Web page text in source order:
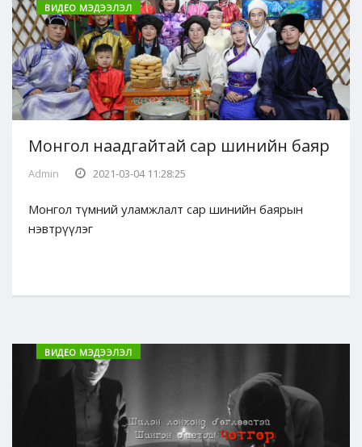
ВИДЕО МЭДЭЭЛЭЛ
Монгол наадгайтай сар шинийн баяр
Admin 2021-03-04 11:28:25
Монгол түмний уламжлалт сар шинийн баярын
нэвтрүүлэг
ВИДЕО МЭДЭЭЛЭЛ